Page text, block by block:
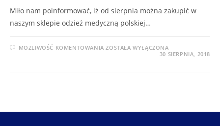
Miło nam poinformować, iż od sierpnia można zakupić w
naszym sklepie odzież medyczną polskiej…
MOŻLIWOŚĆ KOMENTOWANIAZOSTAŁA WYŁĄCZONA
30 SIERPNIA, 2018